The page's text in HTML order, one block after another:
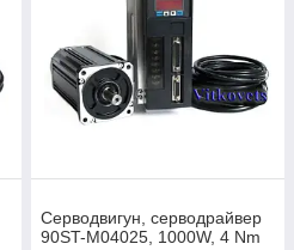
Серводвигун, серводрайвер
90ST-M04025, 1000W, 4 Nm